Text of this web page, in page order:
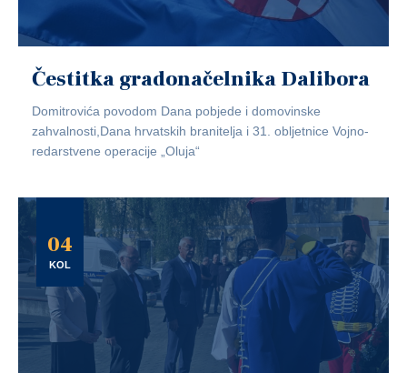
Čestitka gradonačelnika Dalibora
Domitrovića povodom Dana pobjede i domovinske
zahvalnosti,Dana hrvatskih branitelja i 31. obljetnice Vojno-
redarstvene operacije „Oluja“
04
KOL